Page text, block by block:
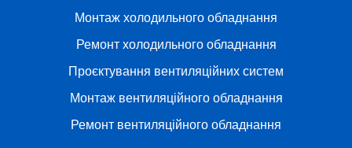
Монтаж холодильного обладнання
Ремонт холодильного обладнання
Проєктування вентиляційних систем
Монтаж вентиляційного обладнання
Ремонт вентиляційного обладнання